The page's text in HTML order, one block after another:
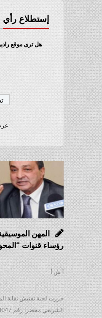
إستطلاع رأي
هل ترى موقع راديو مصر
عرض النتائج
المهن الموسيقية
رؤساء قنوات “المحور
أ ش أ
حررت لجنة تفتيش نقابة المهن
الشريعي محضرا